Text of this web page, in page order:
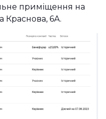
приміщення на
Краснова, 6А.